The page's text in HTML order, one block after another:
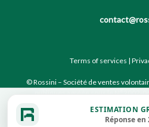
Terms of services |
© Rossini – Société de ventes
Site conçu par notre
ESTIMATION
Réponse en